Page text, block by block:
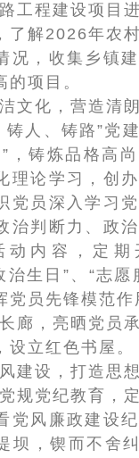
工程建设项目
了解2026年农
况，收集乡镇
项目。
文化，营造清
铸人、铸路”党
，铸炼品格高
理论学习，创
党员深入学习
治判断力、政
动内容，定期
治生日”、“志愿
党员先锋模范作
廊，亮晒党员
立红色书屋。
建设，打造思
规党纪教育，
党风廉政建设
坝，锲而不舍纠